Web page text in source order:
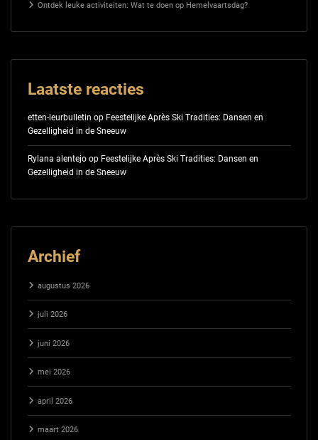
Ontdek leuke activiteiten: Wat te doen op Hemelvaartsdag?
Laatste reacties
etten-leurbulletin op Feestelijke Après Ski Tradities: Dansen en
Gezelligheid in de Sneeuw
Rylana alentejoop Feestelijke Après Ski Tradities: Dansen en
Gezelligheid in de Sneeuw
Archief
augustus 2026
juli 2026
juni 2026
mei 2026
april 2026
maart 2026